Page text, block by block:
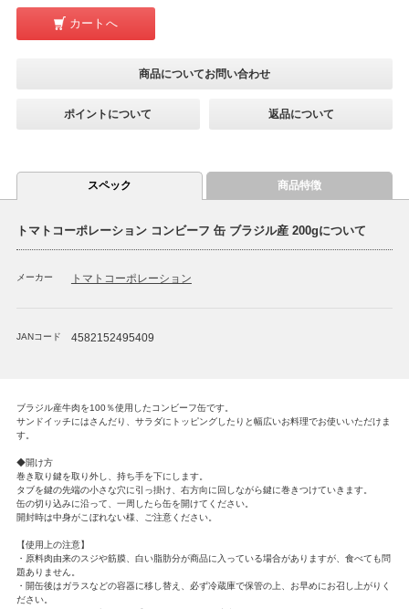
カートへ
商品についてお問い合わせ
ポイントについて 返品について
スペック 商品特徴
トマトコーポレーション コンビーフ 缶 ブラジル産 200gについて
メーカー トマトコーポレーション
JANコード 4582152495409
ブラジル産牛肉を100％使用したコンビーフ缶です。
サンドイッチにはさんだり、サラダにトッピングしたりと幅広いお料理でお使いいただけま
す。
◆開け方
巻き取り鍵を取り外し、持ち手を下にします。
タブを鍵の先端の小さな穴に引っ掛け、右方向に回しながら鍵に巻きつけていきます。
缶の切り込みに沿って、一周したら缶を開けてください。
開封時は中身がこぼれない様、ご注意ください。
【使用上の注意】
・原料肉由来のスジや筋膜、白い脂肪分が商品に入っている場合がありますが、食べても問
題ありません。
・開缶後はガラスなどの容器に移し替え、必ず冷蔵庫で保管の上、お早めにお召し上がりく
ださい。